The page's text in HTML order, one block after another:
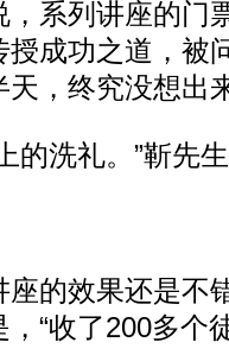
系列讲座的门
成功之道，被
，终究没想出
洗礼。”靳先
的效果还是不
“收了200多个